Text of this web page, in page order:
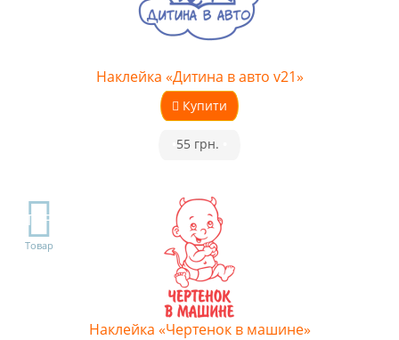
Наклейка «Дитина в авто v21»
Купити
55 грн.
TOP
Товар
Наклейка «Чертенок в машине»